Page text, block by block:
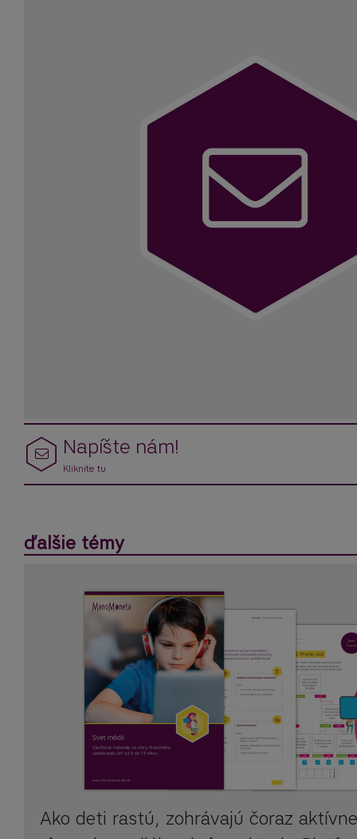
Napíšte nám!
Kliknite tu
ďalšie témy
Ako deti rastú, zohrávajú čoraz